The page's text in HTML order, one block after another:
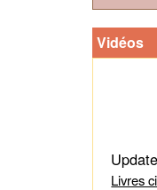
Vidéos
Livres